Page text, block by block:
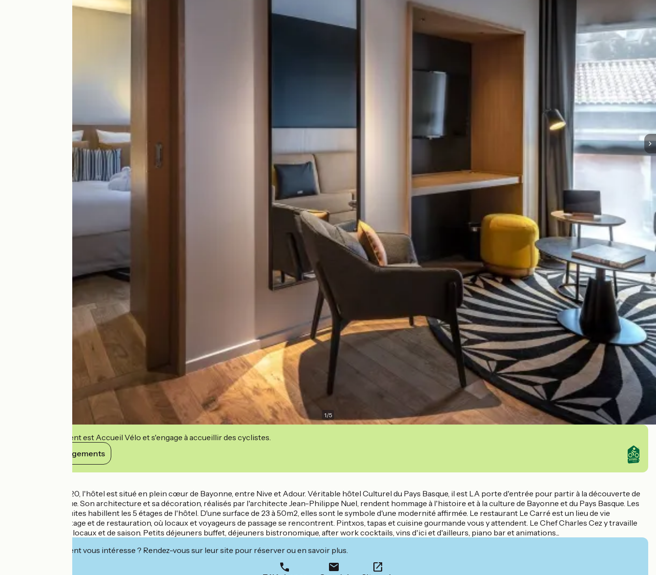
1/5
Cet établissement est Accueil Vélo et s'engage à accueillir des cyclistes.
Voir ses engagements
Ouvert en juin 2020, l'hôtel est situé en plein cœur de Bayonne, entre Nive et Adour. Véritable hôtel Culturel du Pays Basque, il est LA porte d'entrée pour partir à la découverte de
ce territoire unique. Son architecture et sa décoration, réalisés par l'architecte Jean-Philippe Nuel, rendent hommage à l'histoire et à la culture de Bayonne et du Pays Basque. Les
43 chambres et suites habillent les 5 étages de l'hôtel. D'une surface de 23 à 50m2, elles sont le symbole d'une modernité affirmée. Le restaurant Le Carré est un lieu de vie
bayonnais, de partage et de restauration, où locaux et voyageurs de passage se rencontrent. Pintxos, tapas et cuisine gourmande vous y attendent. Le Chef Charles Cez y travaille
des produits frais, locaux et de saison. Petits déjeuners buffet, déjeuners bistronomique, after work cocktails, vins d'ici et d'ailleurs, piano bar et animations...
Cet établissement vous intéresse ? Rendez-vous sur leur site pour réserver ou en savoir plus.